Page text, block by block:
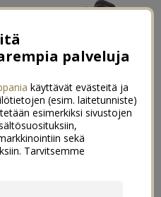
uusien
palveluja
käyttävät evästeitä ja
(esim. laitetunniste)
esimerkiksi sivustojen
sekä
Tarvitsemme